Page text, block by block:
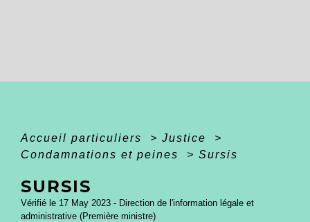
Accueil particuliers > Justice
>
Condamnations et peines
> Sursis
SURSIS
Vérifié le 17 May 2023 - Direction de l'information légale et
administrative (Première ministre)